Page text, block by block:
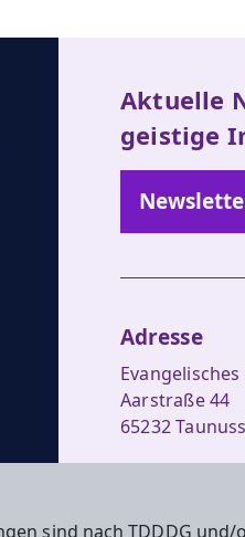
sind nach TDDDG und/
Aktuelle
geistige
Adresse
Aarstraße 44
65232
Tel. 06128-48